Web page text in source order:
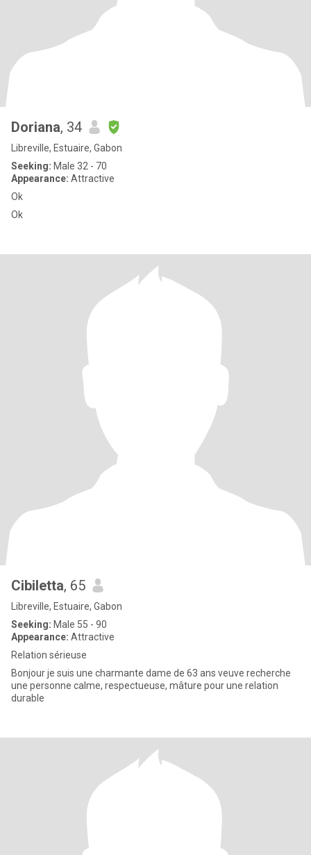
Doriana, 34
Libreville, Estuaire, Gabon
Seeking: Male 32 - 70
Appearance: Attractive
Ok
Ok
Cibiletta, 65
Libreville, Estuaire, Gabon
Seeking: Male 55 - 90
Appearance: Attractive
Relation sérieuse
Bonjour je suis une charmante dame de 63 ans veuve recherche
une personne calme, respectueuse, mâture pour une relation
durable